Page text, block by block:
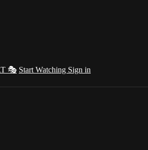
🎭 Start Watching Sign in